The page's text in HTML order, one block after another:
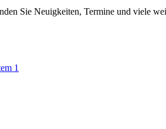
Sie Neuigkeiten, Termine und viele